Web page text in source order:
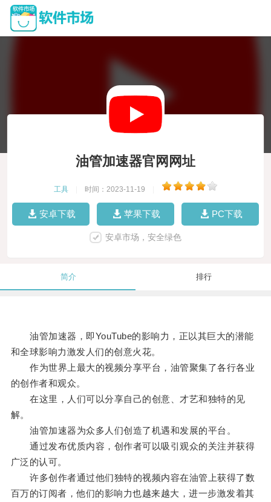
油管加速器官网网址
工具 时间：2023-11-19
安卓下载 苹果下载 PC下载
安卓市场，安全绿色
简介 排行
油管加速器，即YouTube的影响力，正以其巨大的潜能
和全球影响力激发人们的创意火花。
作为世界上最大的视频分享平台，油管聚集了各行各业
的创作者和观众。
在这里，人们可以分享自己的创意、才艺和独特的见
解。
油管加速器为众多人们创造了机遇和发展的平台。
通过发布优质内容，创作者可以吸引观众的关注并获得
广泛的认可。
许多创作者通过他们独特的视频内容在油管上获得了数
百万的订阅者，他们的影响力也越来越大，进一步激发着其